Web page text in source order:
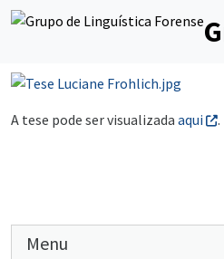
A tese pode ser visualizada aqui .
Menu